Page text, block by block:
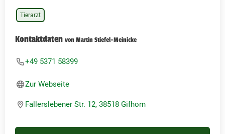
Tierarzt
Kontaktdaten von Martin Stiefel-Meinicke
+49 5371 58399
Zur Webseite
Fallerslebener Str. 12, 38518 Gifhorn